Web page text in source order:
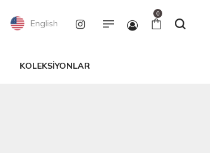
English
0
KOLEKSİYONLAR